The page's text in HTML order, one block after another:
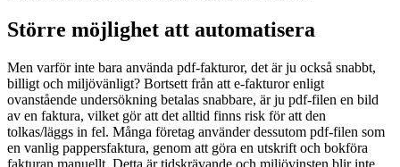
Större möjlighet att automatisera
Men varför inte bara använda pdf-fakturor, det är ju också snabbt,
billigt och miljövänligt? Bortsett från att e-fakturor enligt
ovanstående undersökning betalas snabbare, är ju pdf-filen en bild
av en faktura, vilket gör att det alltid finns risk för att den
tolkas/läggs in fel. Många företag använder dessutom pdf-filen som
en vanlig pappersfaktura, genom att göra en utskrift och bokföra
fakturan manuellt. Detta är tidskrävande och miljövinsten blir inte